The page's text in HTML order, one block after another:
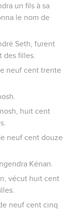
un fils à sa
le nom de
Seth, furent
des filles.
neuf cent trente
huit cent
neuf cent douze
Kénan.
vécut huit cent
neuf cent cinq